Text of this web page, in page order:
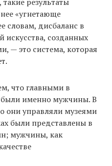
«угнетающе
словам, дисбаланс в
искусства, созданных
— это система, которая
что главными в
были именно мужчины. В
они управляли музеями
были представлены в
мужчины, как